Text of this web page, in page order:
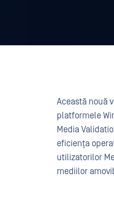
Această nouă
platformele
Media
eficiența
utilizatorilor
mediilor